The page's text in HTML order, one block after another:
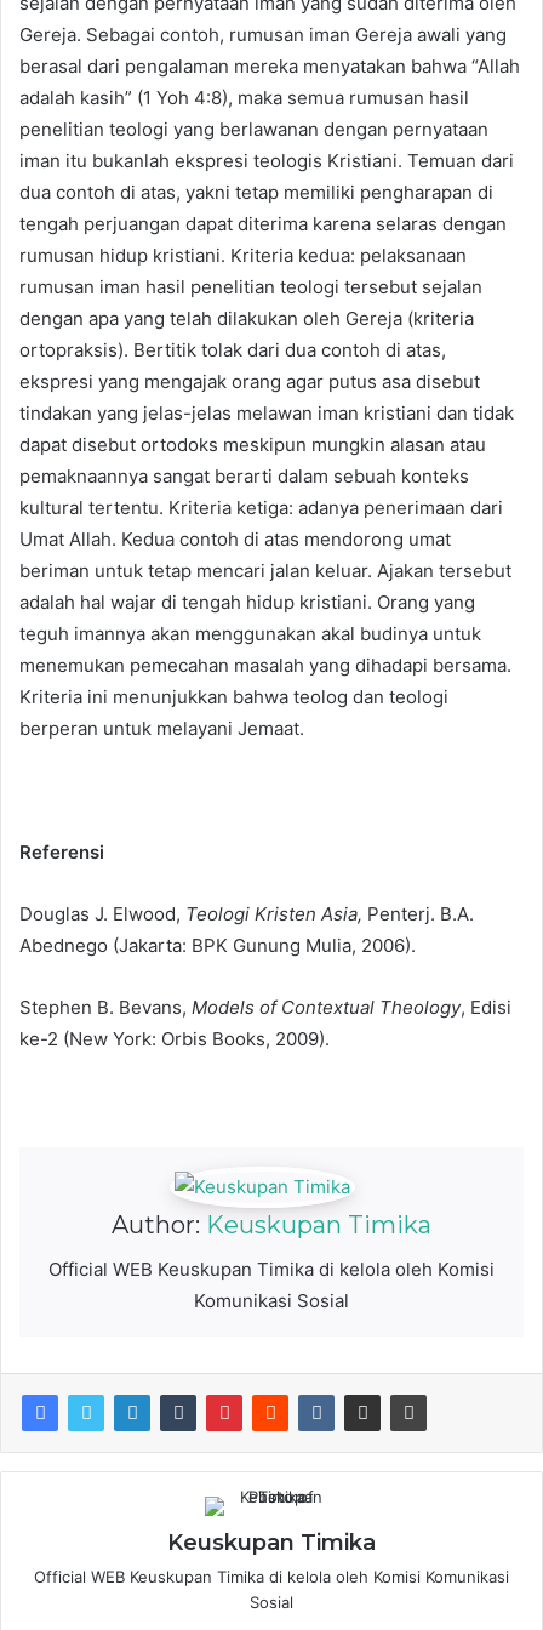
Gereja. Sebagai contoh, rumusan iman Gereja awali yang
berasal dari pengalaman mereka menyatakan bahwa “Allah
adalah kasih” (1 Yoh 4:8), maka semua rumusan hasil
penelitian teologi yang berlawanan dengan pernyataan
iman itu bukanlah ekspresi teologis Kristiani. Temuan dari
dua contoh di atas, yakni tetap memiliki pengharapan di
tengah perjuangan dapat diterima karena selaras dengan
rumusan hidup kristiani. Kriteria kedua: pelaksanaan
rumusan iman hasil penelitian teologi tersebut sejalan
dengan apa yang telah dilakukan oleh Gereja (kriteria
ortopraksis). Bertitik tolak dari dua contoh di atas,
ekspresi yang mengajak orang agar putus asa disebut
tindakan yang jelas-jelas melawan iman kristiani dan tidak
dapat disebut ortodoks meskipun mungkin alasan atau
pemaknaannya sangat berarti dalam sebuah konteks
kultural tertentu. Kriteria ketiga: adanya penerimaan dari
Umat Allah. Kedua contoh di atas mendorong umat
beriman untuk tetap mencari jalan keluar. Ajakan tersebut
adalah hal wajar di tengah hidup kristiani. Orang yang
teguh imannya akan menggunakan akal budinya untuk
menemukan pemecahan masalah yang dihadapi bersama.
Kriteria ini menunjukkan bahwa teolog dan teologi
berperan untuk melayani Jemaat.
Referensi
Douglas J. Elwood, Teologi Kristen Asia, Penterj. B.A.
Abednego (Jakarta: BPK Gunung Mulia, 2006).
Stephen B. Bevans, Models of Contextual Theology, Edisi
ke-2 (New York: Orbis Books, 2009).
Author: Keuskupan Timika
Official WEB Keuskupan Timika di kelola oleh Komisi
Komunikasi Sosial
Keuskupan Timika
Official WEB Keuskupan Timika di kelola oleh Komisi Komunikasi
Sosial